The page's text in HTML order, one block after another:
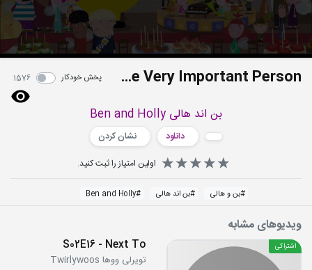
S02E43 - The Very Important Person پخش خودکار 1576
بن اند هالی Ben and Holly
دانلود
نشان کردن
اولین امتیاز را ثبت کنید.
#بن و هالی #بن اند هالی #
Ben and Holly
ویدیوهای مشابه
اشتراکی S02E16 - Next To
تویرلی ووها Twirlywoos